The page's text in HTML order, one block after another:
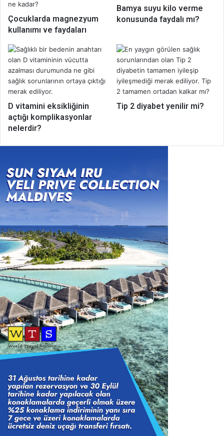
Çocuklarda magnezyum
kullanımı ve faydaları
Bamya suyu kilo verme
konusunda faydalı mı?
D vitamini eksikliğinin
açtığı komplikasyonlar
nelerdir?
Tip 2 diyabet yenilir mi?